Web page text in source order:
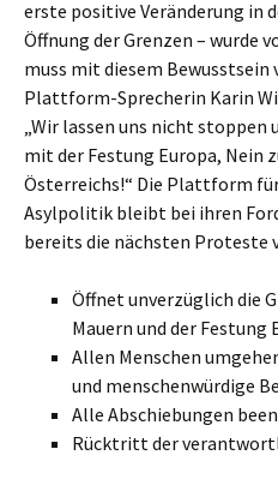
erste positive Veränderung in
Öffnung der Grenzen – wurde
muss mit diesem
Plattform-Sprecherin Karin
„Wir lassen uns nicht
mit der Festung Europa, Nein
Österreichs!“ Die Plattform
Asylpolitik bleibt bei ihren
bereits die nächsten Proteste
Öffnet unverzüglich die
Mauern und der Festung
Allen Menschen
und menschenwürdige
Alle Abschiebungen
Rücktritt der